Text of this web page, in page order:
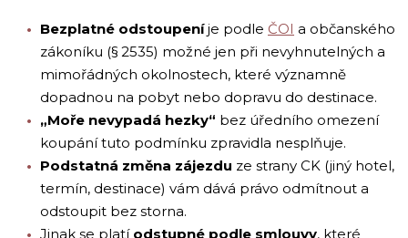
Bezplatné odstoupeníje podle ČOI a občanského
zákoníku (§ 2535) možné jen při nevyhnutelných a
mimořádných okolnostech, které významně
dopadnou na pobyt nebo dopravu do destinace.
„Moře nevypadá hezky“ bez úředního omezení
koupání tuto podmínku zpravidla nesplňuje.
Podstatná změna zájezdu ze strany CK (jiný hotel,
termín, destinace) vám dává právo odmítnout a
odstoupit bez storna.
Jinak se platí odstupné podle smlouvy, které